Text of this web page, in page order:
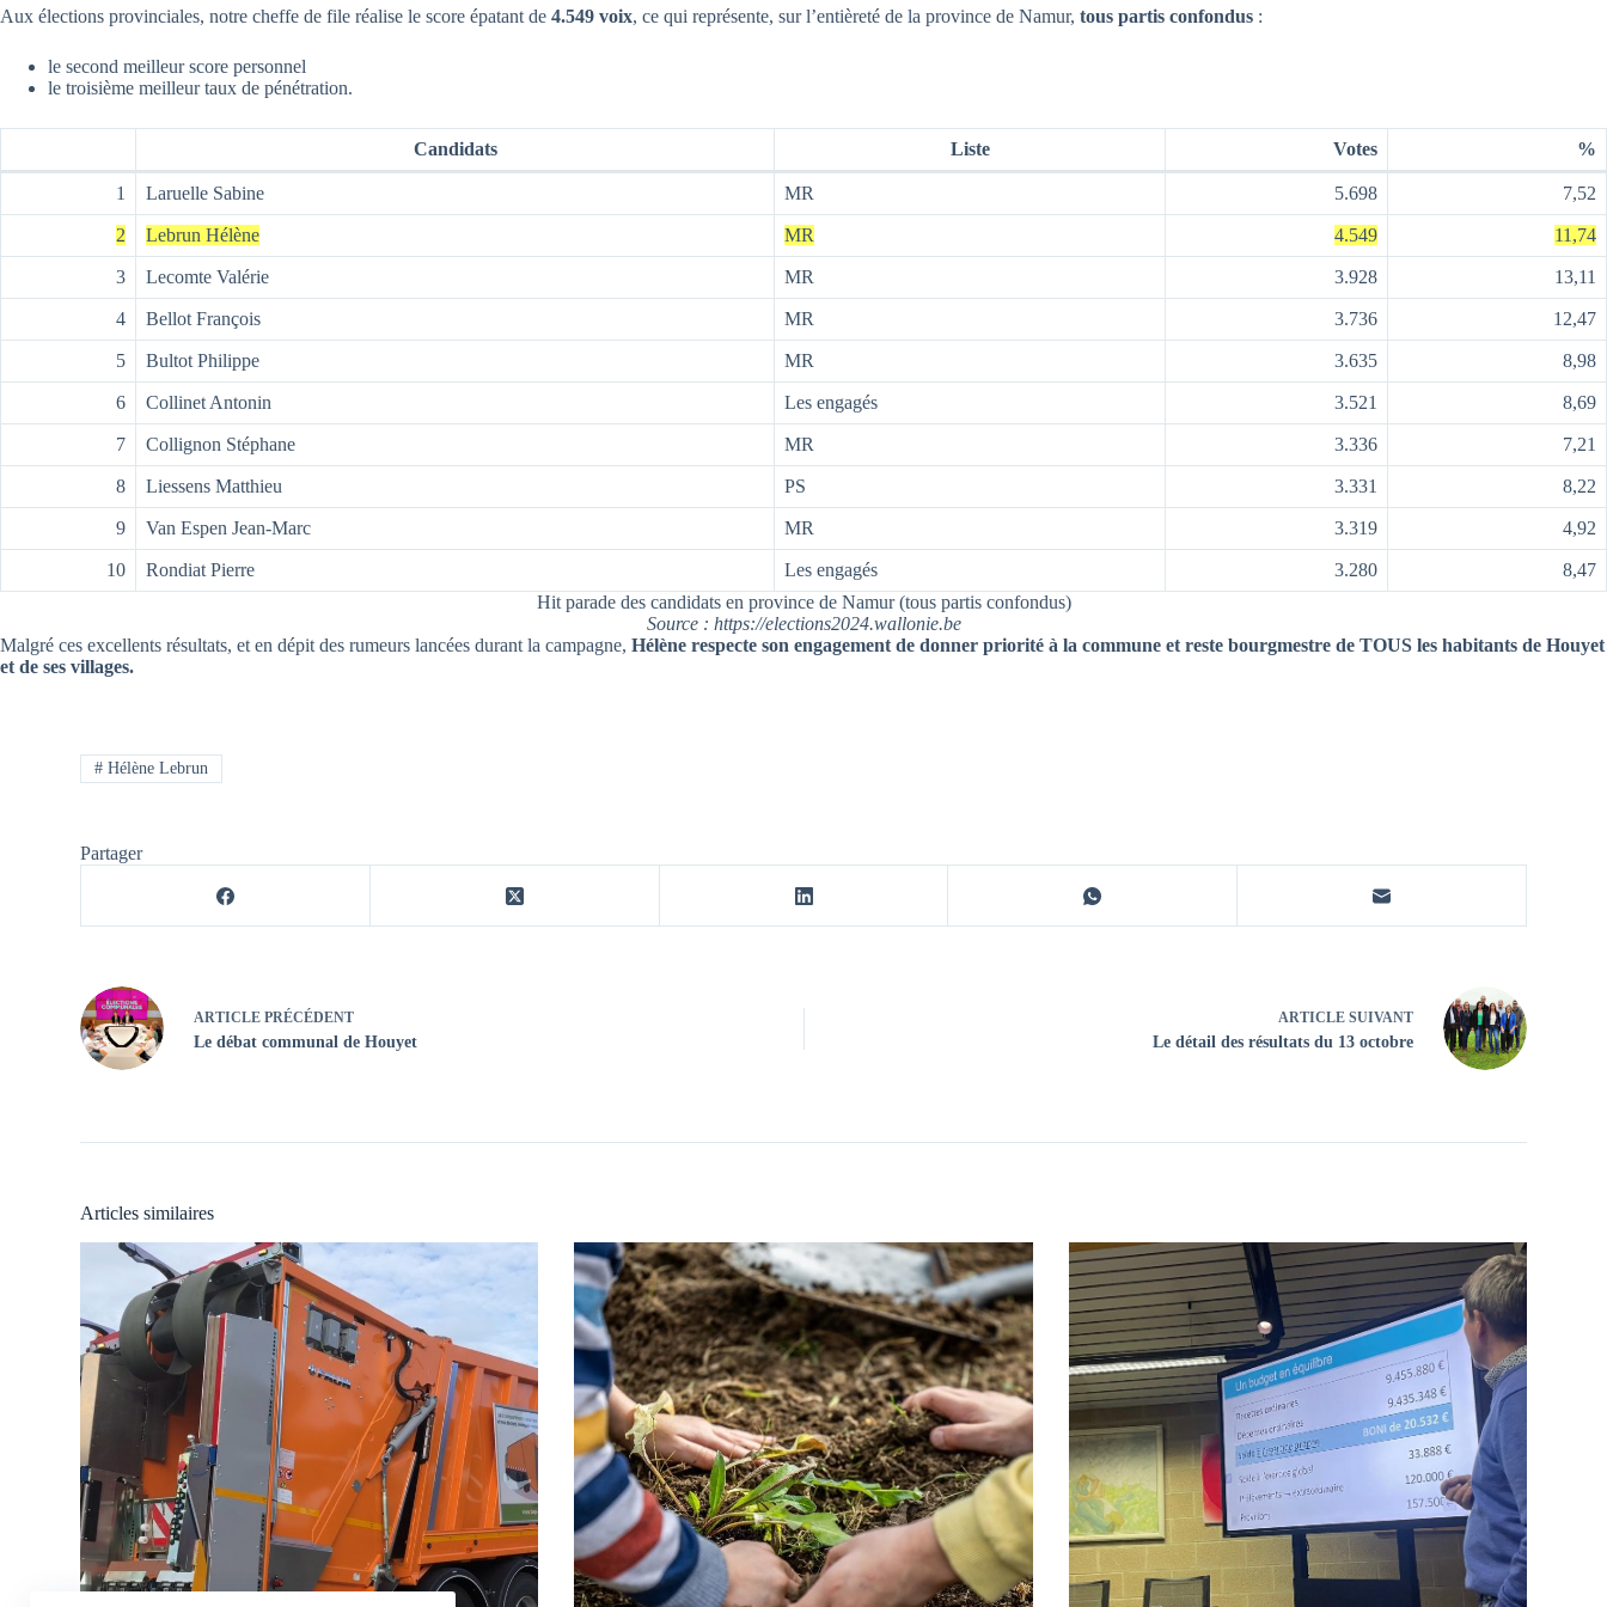
Aux élections provinciales, notre cheffe de file réalise le score épatant de 4.549 voix, ce qui représente, sur l’entièreté de la province de Namur, tous partis confondus :
le second meilleur score personnel
le troisième meilleur taux de pénétration.
Candidats Liste Votes %
1 Laruelle Sabine MR 5.698 7,52
2 Lebrun Hélène MR 4.549 11,74
3 Lecomte Valérie MR 3.928 13,11
4 Bellot François MR 3.736 12,47
5 Bultot Philippe MR 3.635 8,98
6 Collinet Antonin Les engagés 3.521 8,69
7 Collignon Stéphane MR 3.336 7,21
8 Liessens Matthieu PS 3.331 8,22
9 Van Espen Jean-Marc MR 3.319 4,92
10 Rondiat Pierre Les engagés 3.280
8,47
Hit parade des candidats en province de Namur (tous partis confondus)
Source : https://elections2024.wallonie.be
Malgré ces excellents résultats, et en dépit des rumeurs lancées durant la campagne, Hélène respecte son engagement de donner priorité à la commune et reste bourgmestre de TOUS les habitants de Houyet
et de ses villages.
# Hélène Lebrun
Partager
ARTICLE PRÉCÉDENT
Le débat communal de Houyet
ARTICLESUIVANT
Le détail des résultats du 13 octobre
Articles similaires